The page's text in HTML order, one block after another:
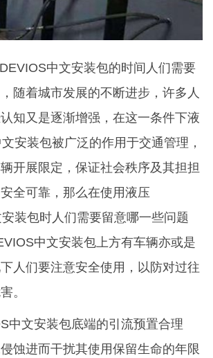
中文安装包的时间人们需要
，随着城市发展的不断进步，许多人
知又是逐渐增强，在这一条件下液
安装包被广泛的作用于交通管理，
开展限定，保证社会秩序及其担担
全可靠，那么在使用液压
装包时人们需要留意哪一些问题
中文安装包上方有车辆亦或是
人们要注意安全使用，以防对过往
。
中文安装包底端的引流预置合理
侵蚀进而干扰其使用保留生命的年限